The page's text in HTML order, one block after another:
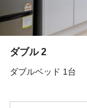
ダブル 2
ダブルベッド 1台